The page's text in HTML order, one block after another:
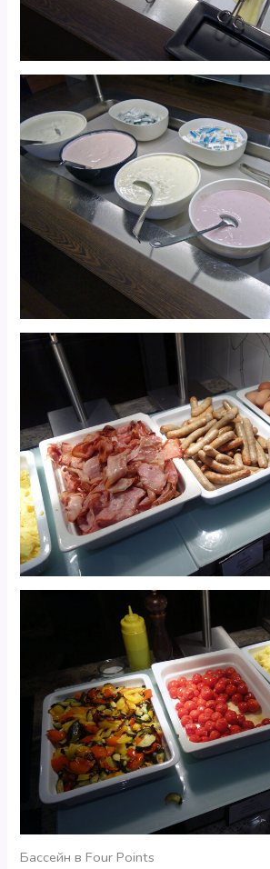
Бассейн в Four Points